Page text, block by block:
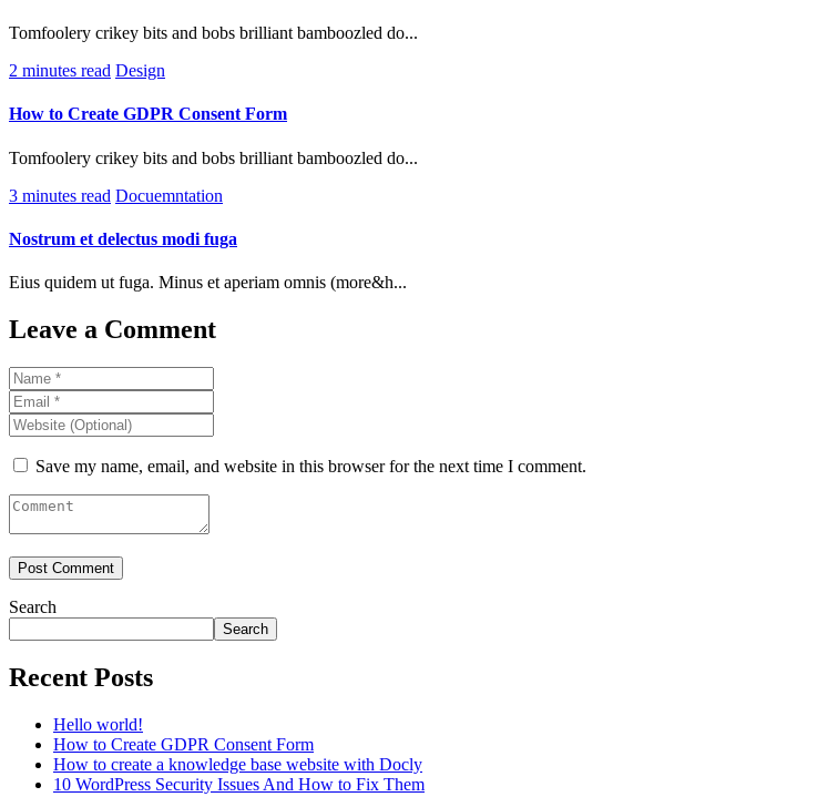
Tomfoolery crikey bits and bobs brilliant bamboozled do...
2 minutes read Design
How to Create GDPR Consent Form
Tomfoolery crikey bits and bobs brilliant bamboozled do...
3 minutes read Docuemntation
Nostrum et delectus modi fuga
Eius quidem ut fuga. Minus et aperiam omnis (more&h...
Leave a Comment
Save my name, email, and website in this browser for the next time I comment.
Search
Search
Recent Posts
Hello world!
How to Create GDPR Consent Form
How to create a knowledge base website with Docly
10 WordPress Security Issues And How to Fix Them